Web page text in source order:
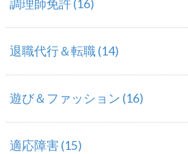
調理師免許(16)
退職代行＆転職(14)
遊び＆ファッション (16)
適応障害 (15)